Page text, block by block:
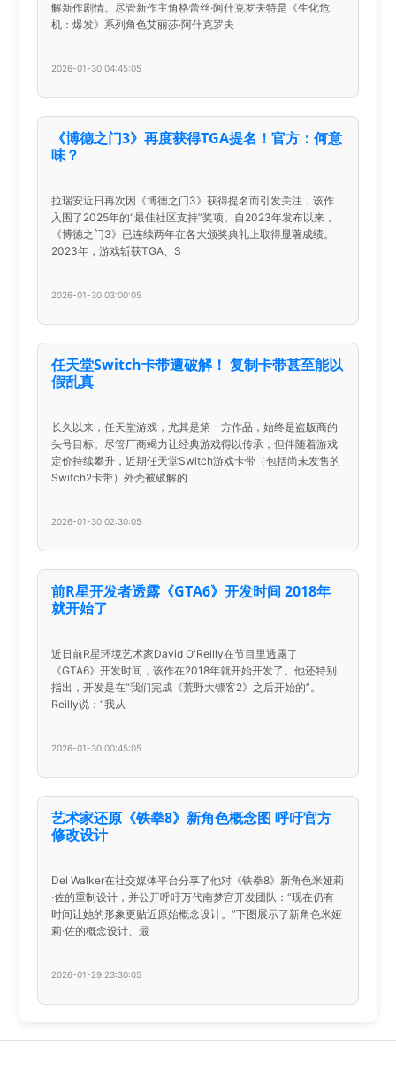
解新作剧情。尽管新作主角格蕾丝·阿什克罗夫特是《生化危
机：爆发》系列角色艾丽莎·阿什克罗夫
2026-01-30 04:45:05
《博德之门3》再度获得TGA提名！官方：何意
味？
拉瑞安近日再次因《博德之门3》获得提名而引发关注，该作
入围了2025年的“最佳社区支持”奖项。自2023年发布以来，
《博德之门3》已连续两年在各大颁奖典礼上取得显著成绩。
2023年，游戏斩获TGA、S
2026-01-30 03:00:05
任天堂Switch卡带遭破解！ 复制卡带甚至能以
假乱真
长久以来，任天堂游戏，尤其是第一方作品，始终是盗版商的
头号目标。尽管厂商竭力让经典游戏得以传承，但伴随着游戏
定价持续攀升，近期任天堂Switch游戏卡带（包括尚未发售的
Switch2卡带）外壳被破解的
2026-01-30 02:30:05
前R星开发者透露《GTA6》开发时间 2018年
就开始了
近日前R星环境艺术家David O'Reilly在节目里透露了
《GTA6》开发时间，该作在2018年就开始开发了。他还特别
指出，开发是在“我们完成《荒野大镖客2》之后开始的”。
Reilly说：“我从
2026-01-30 00:45:05
艺术家还原《铁拳8》新角色概念图 呼吁官方
修改设计
Del Walker在社交媒体平台分享了他对《铁拳8》新角色米娅莉
·佐的重制设计，并公开呼吁万代南梦宫开发团队：“现在仍有
时间让她的形象更贴近原始概念设计。”下图展示了新角色米娅
莉·佐的概念设计、最
2026-01-29 23:30:05